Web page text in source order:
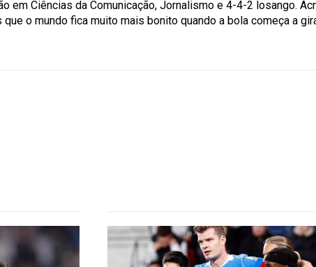
em Ciências da Comunicação, Jornalismo e 4-4-2 losango.
o mundo fica muito mais bonito quando a bola começa a